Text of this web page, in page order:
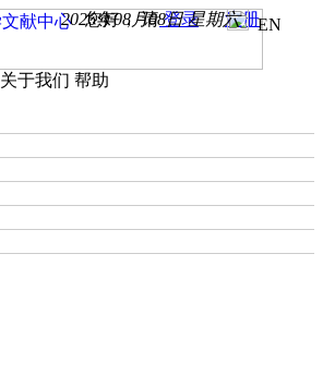
您好， 请登录 注册EN
2026年08月08日 星期六
关于我们 帮助